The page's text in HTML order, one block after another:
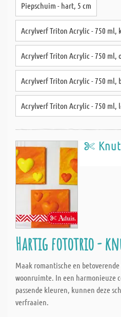
Piepschuim - hart, 5 cm
Acrylverf Triton Acrylic - 750 ml,
Acrylverf Triton Acrylic - 750 ml,
Acrylverf Triton Acrylic - 750 ml,
Acrylverf Triton Acrylic - 750 ml,
Hartig fototrio -
Maak romantische en
woonruimte. In een harmonieuze
passende kleuren, kunnen deze
verfraaien.